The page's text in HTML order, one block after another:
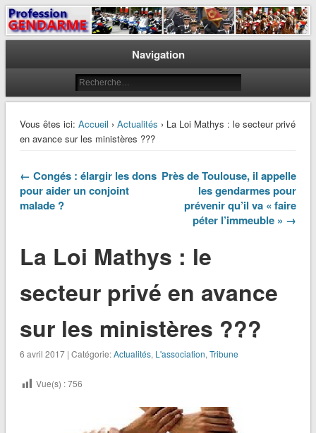
Profession Gendarme
Le journal des gendarmes
Navigation
Vous êtes ici: Accueil › Actualités › La Loi Mathys : le secteur privé
en avance sur les ministères ???
← Congés : élargir les dons
pour aider un conjoint
malade ?
Près de Toulouse, il appelle
les gendarmes pour
prévenir qu’il va « faire
péter l’immeuble » →
La Loi Mathys : le
secteur privé en avance
sur les ministères ???
6 avril 2017 | Catégorie:Actualités, L'association, Tribune
Vue(s) :756